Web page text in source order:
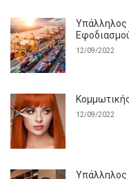
Υπάλληλος
12/09/2022
12/09/2022
Υπάλληλος